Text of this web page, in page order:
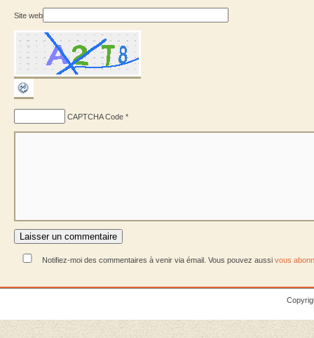
Site web
CAPTCHA Code *
Notifiez-moi des commentaires à venir via émail. Vous pouvez aussi vous